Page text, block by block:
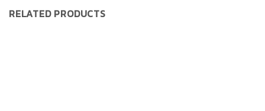
RELATED PRODUCTS